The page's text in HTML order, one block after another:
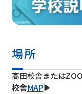
場所
高田校舎または
校舎MAP▶